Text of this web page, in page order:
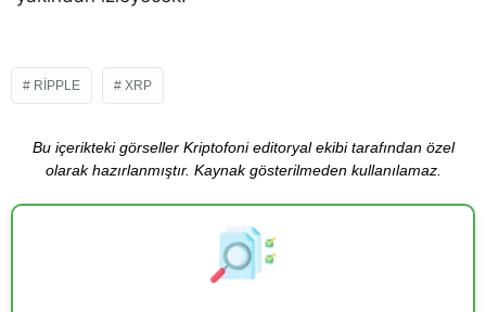
RIPPLE XRP
Bu içerikteki görseller Kriptofoni editoryal ekibi tarafından özel
olarak hazırlanmıştır. Kaynak gösterilmeden kullanılamaz.